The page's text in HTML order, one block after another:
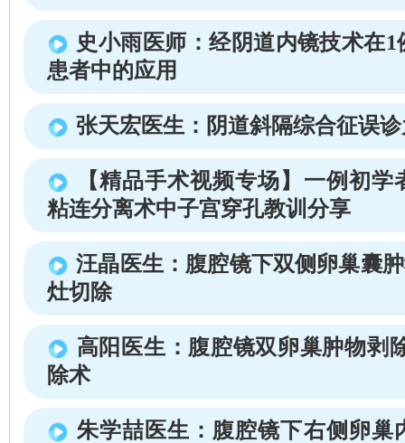
史小雨医师：经阴道内镜技术在
患者中的应用
张天宏医生：阴道斜隔综合征误
【精品手术视频专场】一例初学
粘连分离术中子宫穿孔教训分享
汪晶医生：腹腔镜下双侧卵巢囊
灶切除
高阳医生：腹腔镜双卵巢肿物剥
除术
朱学喆医生：腹腔镜下右侧卵巢